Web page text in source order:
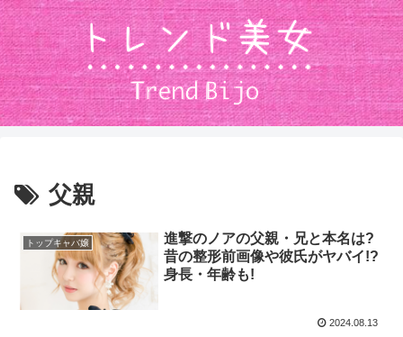
父親
トップキャバ嬢
進撃のノアの父親・兄と本名は?
昔の整形前画像や彼氏がヤバイ!?
身長・年齢も!
2024.08.13